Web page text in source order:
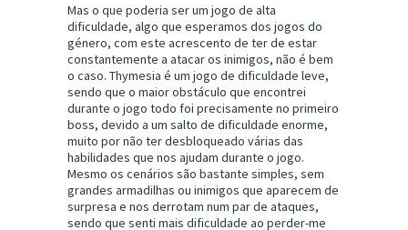
Mas o que poderia ser um jogo de alta
dificuldade, algo que esperamos dos jogos do
género, com este acrescento de ter de estar
constantemente a atacar os inimigos, não é bem
o caso. Thymesia é um jogo de dificuldade leve,
sendo que o maior obstáculo que encontrei
durante o jogo todo foi precisamente no primeiro
boss, devido a um salto de dificuldade enorme,
muito por não ter desbloqueado várias das
habilidades que nos ajudam durante o jogo.
Mesmo os cenários são bastante simples, sem
grandes armadilhas ou inimigos que aparecem de
surpresa e nos derrotam num par de ataques,
sendo que senti mais dificuldade ao perder-me